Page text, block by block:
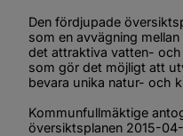
Den fördjupade
som en avvägning
det attraktiva vatten-
som gör det möjligt att
bevara unika natur- och
Kommunfullmäktige
översiktsplanen 2015-